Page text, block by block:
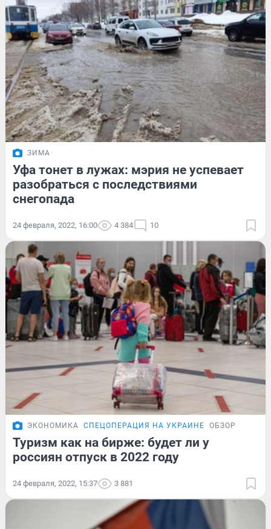
ЗИМА
Уфа тонет в лужах: мэрия не успевает
разобраться с последствиями
снегопада
24 февраля, 2022, 16:00 4 384 10
ЭКОНОМИКА СПЕЦОПЕРАЦИЯ НА УКРАИНЕ ОБЗОР
Туризм как на бирже: будет ли у
россиян отпуск в 2022 году
24 февраля, 2022, 15:37 3 881